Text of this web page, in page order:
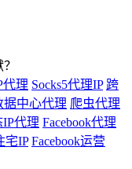
代理 Socks5代理IP 跨
据中心代理 爬虫代理
代理 Facebook代理
宅IP Facebook运营